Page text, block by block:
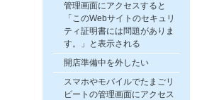
管理画面にアクセスすると
「このWebサイトのセキュリ
ティ証明書には問題がありま
す。」と表示される
開店準備中を外したい
スマホやモバイルでたまごリ
ピートの管理画面にアクセス